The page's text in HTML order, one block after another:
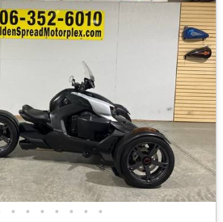
• • • • • • •